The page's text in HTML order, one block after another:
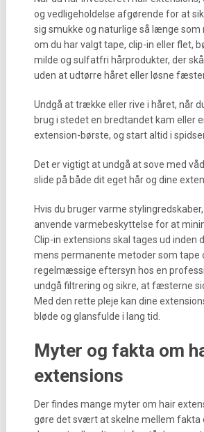
og vedligeholdelse afgørende for at
sig smukke og naturlige så længe som
om du har valgt tape, clip-in eller flet,
milde og sulfatfri hårprodukter, der
uden at udtørre håret eller løsne
Undgå at trække eller rive i håret, når
brug i stedet en bredtandet kam eller
extension-børste, og start altid i
Det er vigtigt at undgå at sove med
slide på både dit eget hår og dine
Hvis du bruger varme
anvende varmebeskyttelse for at
Clip-in extensions skal tages ud inden
mens permanente metoder som tape
regelmæssige eftersyn hos en
undgå filtrering og sikre, at fæsterne
Med den rette pleje kan dine
bløde og glansfulde i lang tid.
Myter og fakta om
extensions
Der findes mange myter om hair
gøre det svært at skelne mellem fakta